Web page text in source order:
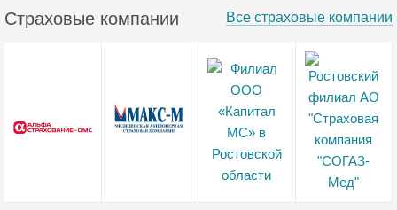
Страховые компании Все страховые компании